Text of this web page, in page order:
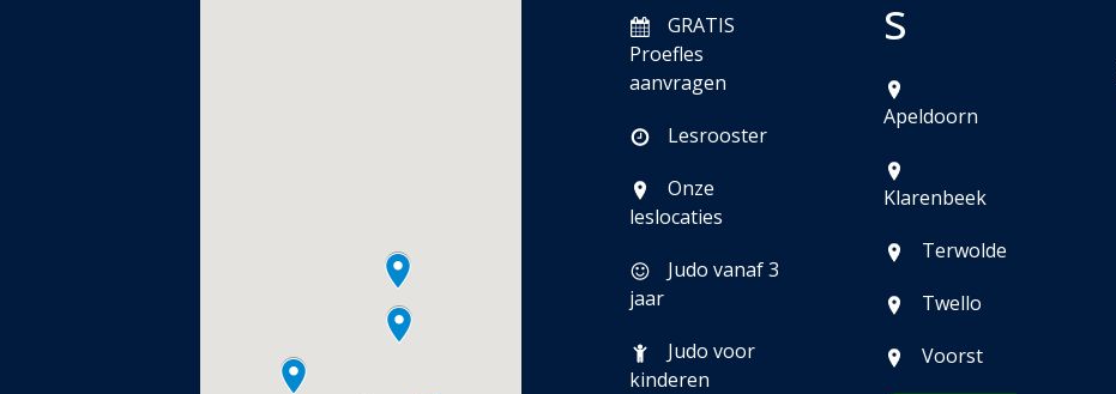
GRATIS
Proefles
aanvragen
Lesrooster
Onze
leslocaties
Judo vanaf 3
jaar
Judo voor
kinderen
s
Apeldoorn
Klarenbeek
Terwolde
Twello
Voorst